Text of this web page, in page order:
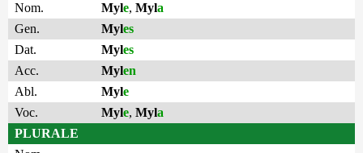
Nom.
Myle, Myla
Gen.
Myles
Dat.
Myles
Acc.
Mylen
Abl.
Myle
Voc.
Myle, Myla
PLURALE